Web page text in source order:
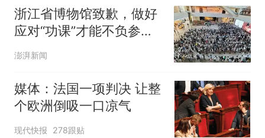
浙江省博物馆致歉，做好
应对“功课”才能不负参观
热情
澎湃新闻
媒体：法国一项判决 让整
个欧洲倒吸一口凉气
现代快报 278跟贴